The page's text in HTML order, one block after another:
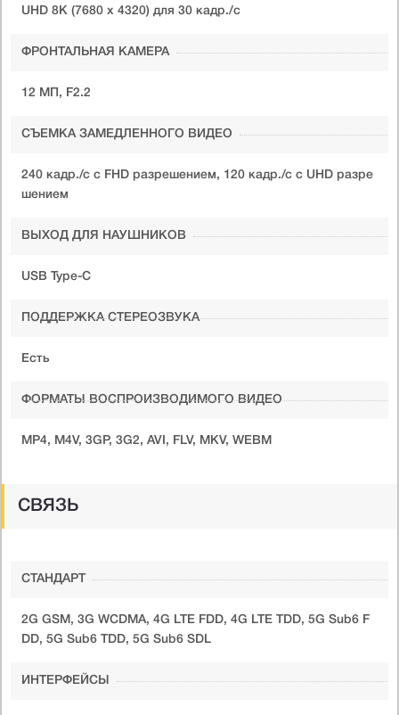
UHD 8K (7680 x 4320) для 30 кадр./c
ФРОНТАЛЬНАЯ КАМЕРА
12 МП, F2.2
СЪЕМКА ЗАМЕДЛЕННОГО ВИДЕО
240 кадр./с с FHD разрешением, 120 кадр./с с UHD разре
шением
ВЫХОД ДЛЯ НАУШНИКОВ
USB Type-C
ПОДДЕРЖКА СТEРЕОЗВУКА
Есть
ФОРМАТЫ ВОСПРОИЗВОДИМОГО ВИДЕО
MP4, M4V, 3GP, 3G2, AVI, FLV, MKV, WEBM
СВЯЗЬ
СТАНДАРТ
2G GSM, 3G WCDMA, 4G LTE FDD, 4G LTE TDD, 5G Sub6 F
DD, 5G Sub6 TDD, 5G Sub6 SDL
ИНТЕРФЕЙСЫ